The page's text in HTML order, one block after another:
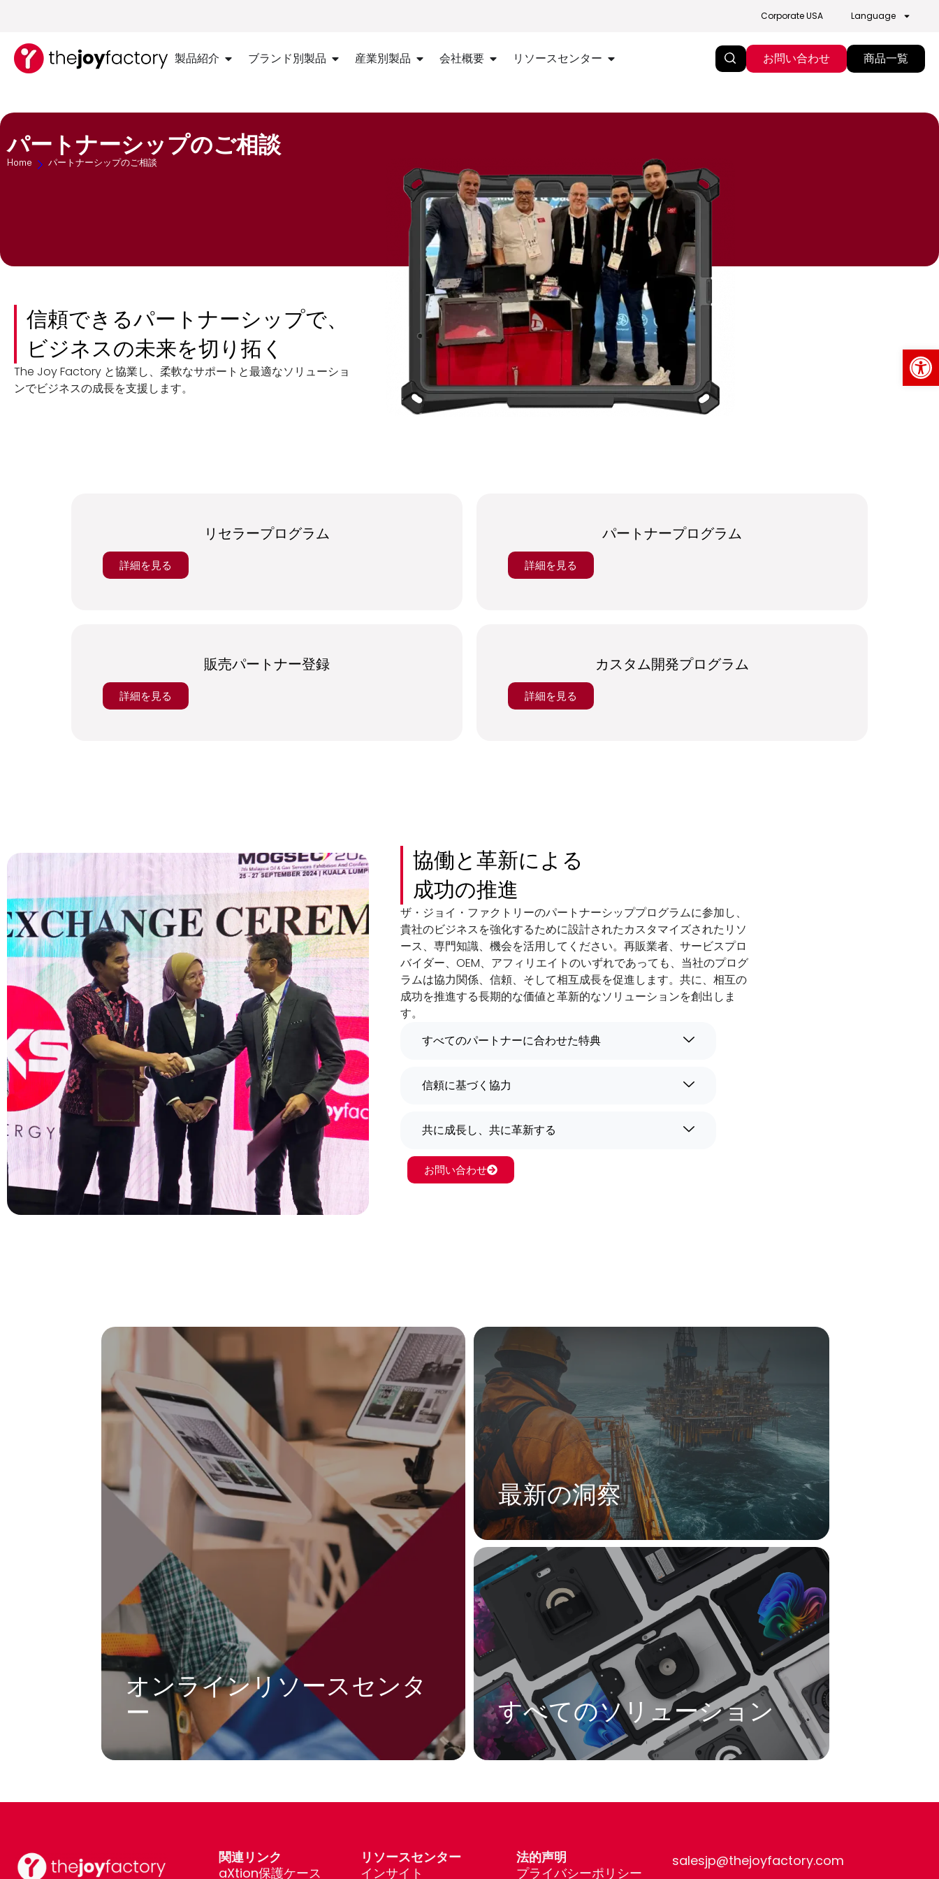
Corporate USA Language
製品紹介 ブランド別製品 産業別製品 会社概要 リソースセンター お問い合わせ 商品一覧
パートナーシップのご相談
Home パートナーシップのご相談
信頼できるパートナーシップで、
ビジネスの未来を切り拓く
The Joy Factory と協業し、柔軟なサポートと最適なソリューショ
ンでビジネスの成長を支援します。
リセラープログラム
詳細を見る
パートナープログラム
詳細を見る
販売パートナー登録
詳細を見る
カスタム開発プログラム
詳細を見る
協働と革新による
成功の推進
ザ・ジョイ・ファクトリーのパートナーシッププログラムに参加し、
貴社のビジネスを強化するために設計されたカスタマイズされたリソ
ース、専門知識、機会を活用してください。再販業者、サービスプロ
バイダー、OEM、アフィリエイトのいずれであっても、当社のプログ
ラムは協力関係、信頼、そして相互成長を促進します。共に、相互の
成功を推進する長期的な価値と革新的なソリューションを創出しま
す。
すべてのパートナーに合わせた特典
信頼に基づく協力
共に成長し、共に革新する
お問い合わせ
オンラインリソースセンタ
ー
オンラインリソースセンター
業界のトレンド、専門家の見解、eブック、カタログなどのすべてのリ
ソースを一括して提供しています。各業界に向けてカスタマイズした内
容を通じて理解を深め、インスピレーションを受けてください。
詳細を見る
最新の洞察
すべてのソリューション
関連リンク
aXtion保護ケース
リソースセンター
インサイト
法的声明
プライバシーポリシー
salesjp@thejoyfactory.com